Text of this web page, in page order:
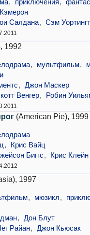
, приключения,
Салдана, Сэм
1992
, мультфильм,
, Джон Маскер
Венгер, Робин
(American Pie), 1999
,
Крис Вайц
Биггс, Крис Клейн
1997
, мюзикл,
, Дон Блут
Райан, Джон Кьюсак